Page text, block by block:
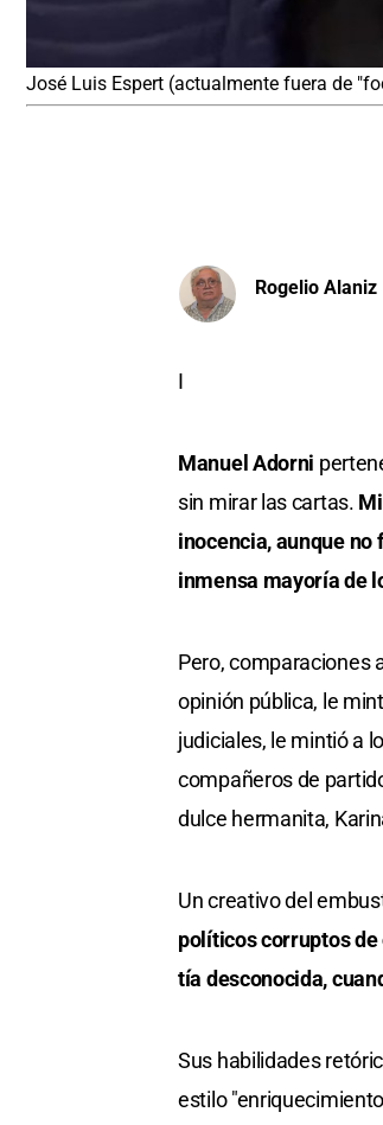
José Luis Espert (actualmente fuera de
Rogelio Alaniz
I
Manuel Adorni
sin mirar las cartas.
inocencia, aunque no
inmensa mayoría de
Pero, comparaciones
opinión pública, le
judiciales, le mintió a
compañeros de
dulce hermanita,
Un creativo del
políticos corruptos
tía desconocida,
Sus habilidades
estilo